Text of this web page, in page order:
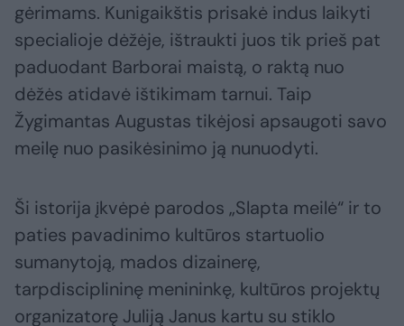
gėrimams. Kunigaikštis prisakė indus laikyti
specialioje dėžėje, ištraukti juos tik prieš pat
paduodant Barborai maistą, o raktą nuo
dėžės atidavė ištikimam tarnui. Taip
Žygimantas Augustas tikėjosi apsaugoti savo
meilę nuo pasikėsinimo ją nunuodyti.
Ši istorija įkvėpė parodos „Slapta meilė“ ir to
paties pavadinimo kultūros startuolio
sumanytoją, mados dizainerę,
tarpdisciplininę menininkę, kultūros projektų
organizatorę Juliją Janus kartu su stiklo